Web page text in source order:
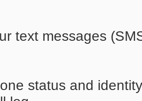
text messages
status and identity